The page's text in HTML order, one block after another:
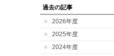
過去の記事
2026年度
2025年度
2024年度